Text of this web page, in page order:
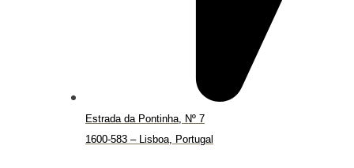
Estrada da Pontinha, Nº 7
1600-583 – Lisboa, Portugal